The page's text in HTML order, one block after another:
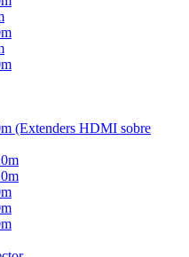
(Extenders HDMI sobre